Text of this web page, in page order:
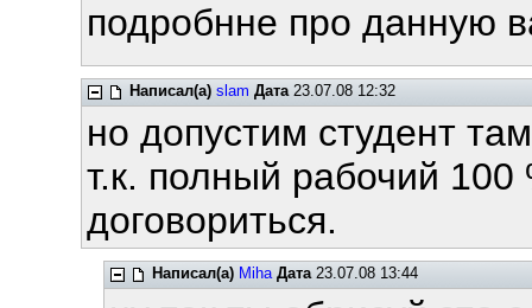
подробнне про данную
Написал(а) slam Дата23.07.08 12:32
но допустим студент
т.к. полный рабочий 100
договориться.
Написал(а) Miha Дата23.07.08 13:44